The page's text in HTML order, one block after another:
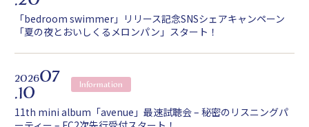
「bedroom swimmer」リリース記念SNSシェアキャンペーン
「夏の夜とおいしくるメロンパン」スタート！
202607
.10
Information
11th mini album「avenue」最速試聴会 – 秘密のリスニングパ